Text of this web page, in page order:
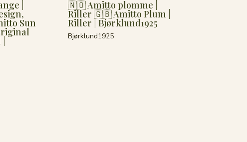
|
Sun
🇳🇴 Amitto plomme |
Riller 🇬🇧 Amitto Plum |
Riller | Bjørklund1925
Bjørklund1925